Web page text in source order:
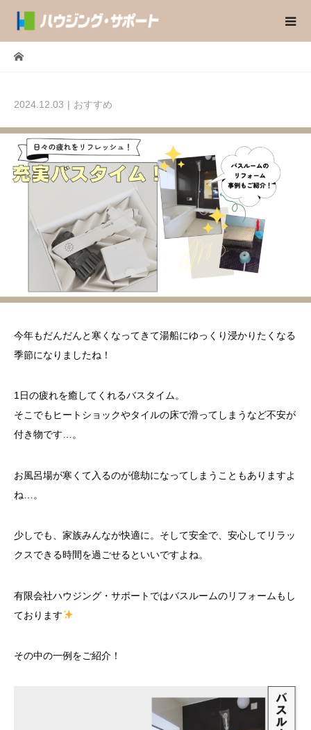
2024.12.03 おすすめ
今年もだんだんと寒くなってきて湯船にゆっくり浸かりたくなる
季節になりましたね！
1日の疲れを癒してくれるバスタイム。
そこでもヒートショックやタイルの床で滑ってしまうなど不安が
付き物です…。
お風呂場が寒くて入るのが億劫になってしまうこともありますよ
ね…。
少しでも、家族みんなが快適に。そして安全で、安心してリラッ
クスできる時間を過ごせるといいですよね。
有限会社ハウジング・サポートではバスルームのリフォームもし
ております
その中の一例をご紹介！